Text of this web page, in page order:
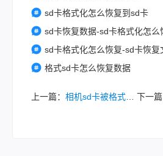
sd卡格式化怎么恢复到sd卡
sd卡恢复数据-sd卡格式化怎么
sd卡格式化怎么恢复-sd卡恢复
格式sd卡怎么恢复数据
上一篇： 相机sd卡被格式化怎么恢复？这三个恢复方法帮你找回宝贵文件！ 下一篇